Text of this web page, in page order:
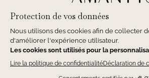
SUIVEZ-NOUS